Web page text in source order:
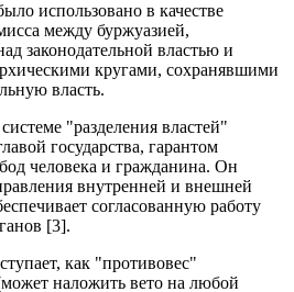
использовано в качестве
между буржуазией,
законодательной властью и
кругами, сохранявшими
власть.
"разделения властей"
государства, гарантом
человека и гражданина. Он
внутренней и внешней
согласованную работу
[3].
как "противовес"
наложить вето на любой